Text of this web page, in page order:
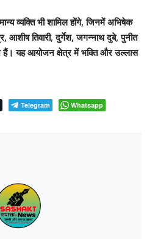
व्यक्ति भी शामिल होंगे, जिनमें अभिषेक
आशीष तिवारी, दुर्गेश, जगन्नाथ दुबे, पुनीत
यह आयोजन क्षेत्र में भक्ति और उल्लास
Telegram Whatsapp